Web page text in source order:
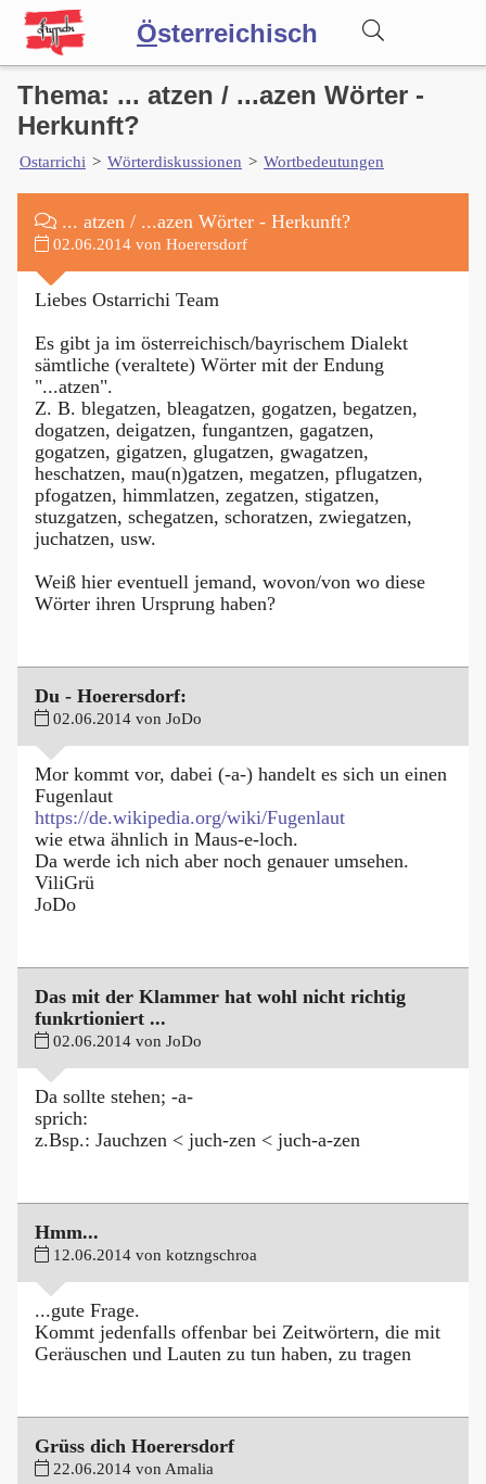
Österreichisch
Wörterbuch
Forum
Blog
Thema: ... atzen / ...azen Wörter -
Herkunft?
Ostarrichi > Wörterdiskussionen > Wortbedeutungen
... atzen / ...azen Wörter - Herkunft?
02.06.2014 von Hoerersdorf
Liebes Ostarrichi Team
Es gibt ja im österreichisch/bayrischem Dialekt
sämtliche (veraltete) Wörter mit der Endung
"...atzen".
Z. B. blegatzen, bleagatzen, gogatzen, begatzen,
dogatzen, deigatzen, fungantzen, gagatzen,
gogatzen, gigatzen, glugatzen, gwagatzen,
heschatzen, mau(n)gatzen, megatzen, pflugatzen,
pfogatzen, himmlatzen, zegatzen, stigatzen,
stuzgatzen, schegatzen, schoratzen, zwiegatzen,
juchatzen, usw.
Weiß hier eventuell jemand, wovon/von wo diese
Wörter ihren Ursprung haben?
Du - Hoerersdorf:
02.06.2014 von JoDo
Mor kommt vor, dabei (-a-) handelt es sich un einen
Fugenlaut
https://de.wikipedia.org/wiki/Fugenlaut
wie etwa ähnlich in Maus-e-loch.
Da werde ich nich aber noch genauer umsehen.
ViliGrü
JoDo
Das mit der Klammer hat wohl nicht richtig
funkrtioniert ...
02.06.2014 von JoDo
Da sollte stehen; -a-
sprich:
z.Bsp.: Jauchzen < juch-zen < juch-a-zen
Hmm...
12.06.2014 von kotzngschroa
...gute Frage.
Kommt jedenfalls offenbar bei Zeitwörtern, die mit
Geräuschen und Lauten zu tun haben, zu tragen
Grüss dich Hoerersdorf
22.06.2014 von Amalia